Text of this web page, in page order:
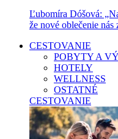
Ľubomíra Dóšová:
že nové oblečenie nás
CESTOVANIE
POBYTY A
HOTELY
WELLNESS
OSTATNÉ
CESTOVANIE